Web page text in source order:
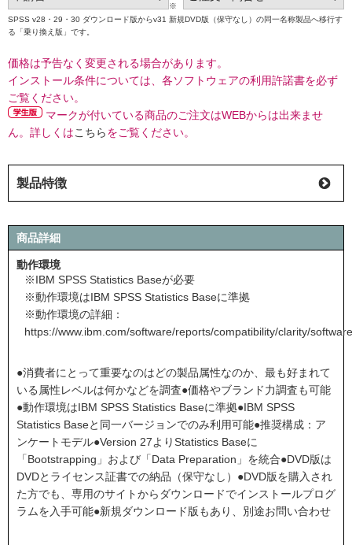
※
SPSS v28・29・30 ダウンロード版からv31 新規DVD版（保守なし）の同一名称製品へ移行す
る「乗り換え版」です。
価格は予告なく変更される場合があります。
インストール条件については、各ソフトウェアの利用許諾書を必ず
ご覧ください。
マークが付いている商品のご注文はWEBからは出来ませ
ん。詳しくはこちらをご覧ください。
製品特徴
商品詳細
動作環境
※IBM SPSS Statistics Baseが必要
※動作環境はIBM SPSS Statistics Baseに準拠
※動作環境の詳細：
https://www.ibm.com/software/reports/compatibility/clarity/
●消費者にとって重要なのはどの製品属性なのか、最も好まれて
いる属性レベルは何かなどを調査●価格やブランド力調査も可能
●動作環境はIBM SPSS Statistics Baseに準拠●IBM SPSS
Statistics Baseと同一バージョンでのみ利用可能●推奨構成：ア
ンケートモデル●Version 27よりStatistics Baseに
「Bootstrapping」および「Data Preparation」を統合●DVD版は
DVDとライセンス証書での納品（保守なし）●DVD版を購入され
た方でも、専用のサイトからダウンロードでインストールプログ
ラムを入手可能●新規ダウンロード版もあり、別途お問い合わせ